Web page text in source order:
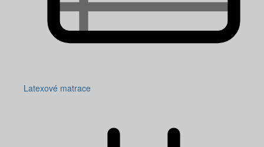
Latexové matrace